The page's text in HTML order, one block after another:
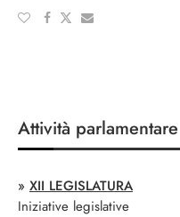
Attività parlamentare
» XII LEGISLATURA
Iniziative legislative